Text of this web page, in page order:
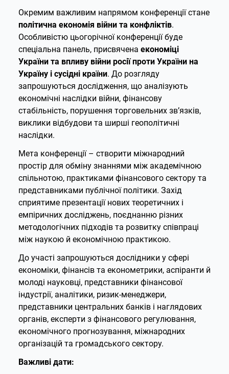
Окремим важливим напрямом конференції стане
політична економія війни та конфліктів.
Особливістю цьогорічної конференції буде
спеціальна панель, присвячена економіці
України та впливу війни росії проти України на
Україну і сусідні країни. До розгляду
запрошуються дослідження, що аналізують
економічні наслідки війни, фінансову
стабільність, порушення торговельних зв’язків,
виклики відбудови та ширші геополітичні
наслідки.
Мета конференції – створити міжнародний
простір для обміну знаннями між академічною
спільнотою, практиками фінансового сектору та
представниками публічної політики. Захід
сприятиме презентації нових теоретичних і
емпіричних досліджень, поєднанню різних
методологічних підходів та розвитку співпраці
між наукою й економічною практикою.
До участі запрошуються дослідники у сфері
економіки, фінансів та економетрики, аспіранти й
молоді науковці, представники фінансової
індустрії, аналітики, ризик-менеджери,
представники центральних банків і наглядових
органів, експерти з фінансового регулювання,
економічного прогнозування, міжнародних
організацій та громадського сектору.
Важливі дати: